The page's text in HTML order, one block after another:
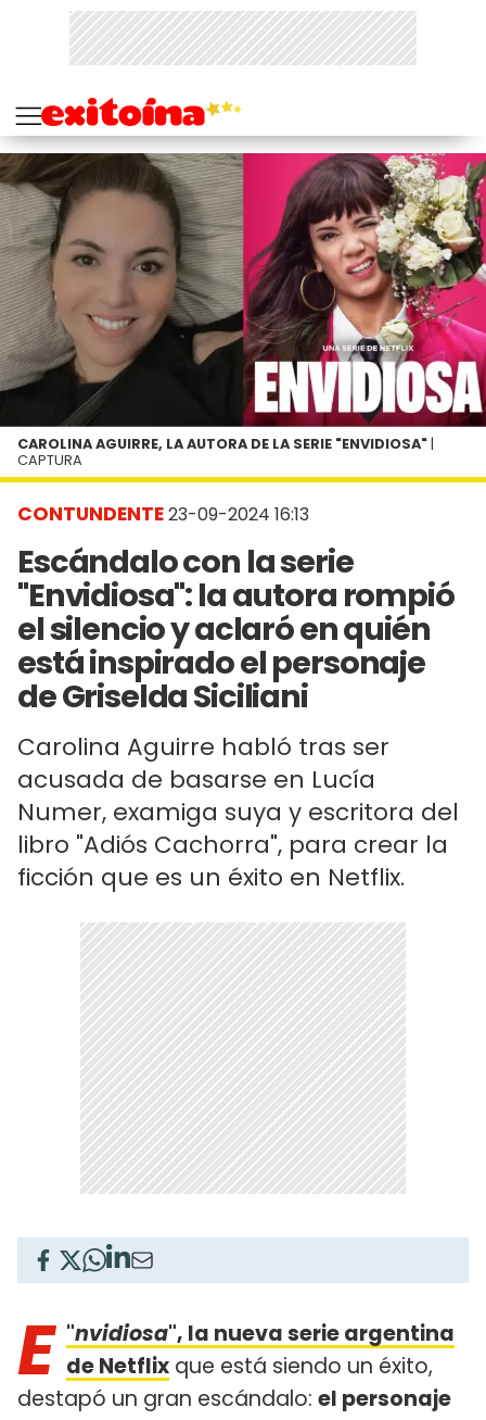
CONTUNDENTE23-09-2024 16:13
Escándalo con la serie
"Envidiosa": la autora rompió
el silencio y aclaró en quién
está inspirado el personaje
de Griselda Siciliani
Carolina Aguirre habló tras ser
acusada de basarse en Lucía
Numer, examiga suya y escritora del
libro "Adiós Cachorra", para crear la
ficción que es un éxito en Netflix.
CAROLINA AGUIRRE, LA AUTORA DE LA SERIE "ENVIDIOSA" |
CAPTURA
"
E nvidiosa", la nueva serie argentina
de Netflix que está siendo un éxito,
destapó un gran escándalo: el personaje